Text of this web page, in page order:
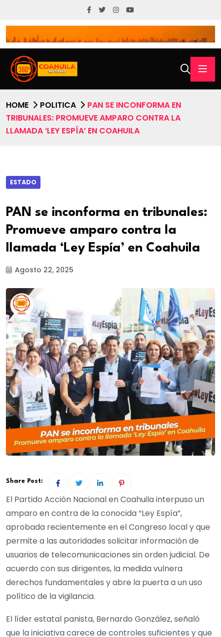
HOME POLITICA
PAN SE INCONFORMA EN
TRIBUNALES: PROMUEVE AMPARO CONTRA LA
LLAMADA ‘LEY ESPÍA’ EN COAHUILA
ESTADO
PAN se inconforma en tribunales:
Promueve amparo contra la
llamada ‘Ley Espía’ en Coahuila
Agosto 22, 2025
Share Post:
El Partido Acción Nacional en Coahuila interpuso un
amparo en contra de la conocida “Ley Espía”,
aprobada recientemente en el Congreso local y que
permite a las autoridades solicitar información de
usuarios de telecomunicaciones sin orden judicial. De
acuerdo con sus dirigentes, la medida vulnera
derechos fundamentales y abre la puerta a un uso
político de la vigilancia.
El líder estatal panista, Bernardo González, señaló
que la iniciativa carece de controles suficientes y que